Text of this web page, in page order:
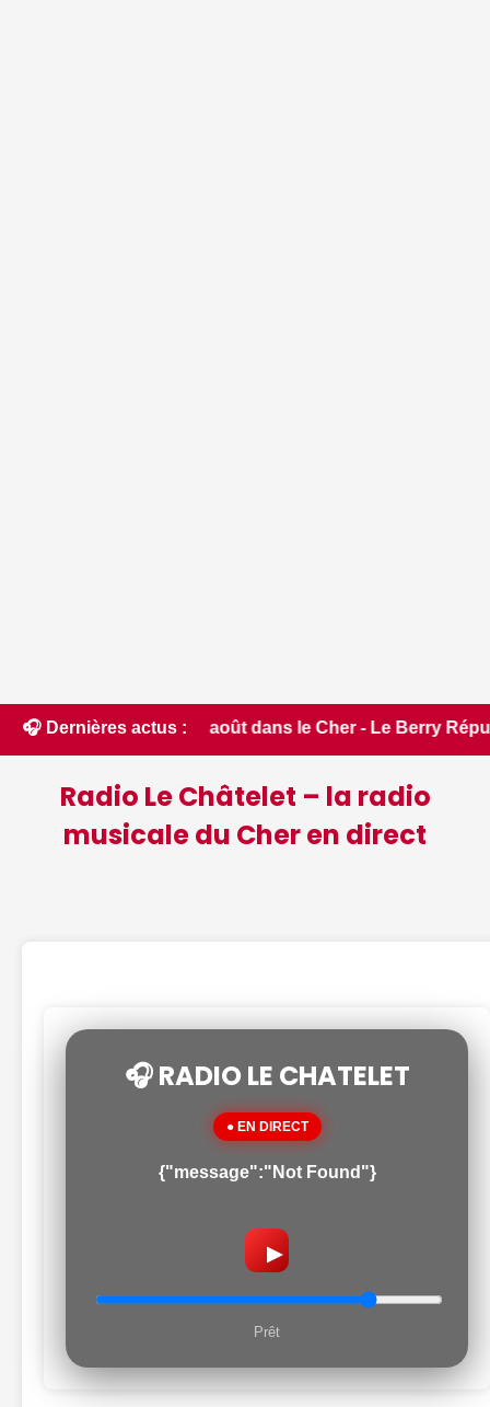
🎧 Dernières actus :
août dans le Cher - Le Berry Républicain • 📰
Radio Le Châtelet – la radio
musicale du Cher en direct
🎧 RADIO LE CHATELET
● EN DIRECT
{"message":"Not Found"}
▶
Prêt